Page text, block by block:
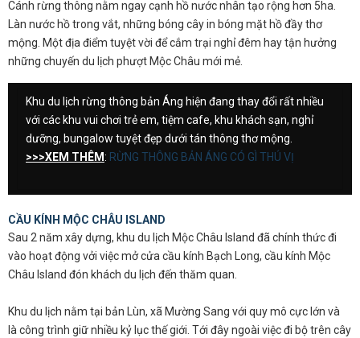
Cánh rừng thông nằm ngay cạnh hồ nước nhân tạo rộng hơn 5ha.
Làn nước hồ trong vắt, những bóng cây in bóng mặt hồ đầy thơ
mộng. Một địa điểm tuyệt vời để cắm trại nghỉ đêm hay tận hưởng
những chuyến du lịch phượt Mộc Châu mới mẻ.
Khu du lịch rừng thông bản Áng hiện đang thay đổi rất nhiều
với các khu vui chơi trẻ em, tiệm cafe, khu khách sạn, nghỉ
dưỡng, bungalow tuyệt đẹp dưới tán thông thơ mộng.
>>>XEM THÊM: RỪNG THÔNG BẢN ÁNG CÓ GÌ THÚ VỊ
CẦU KÍNH MỘC CHÂU ISLAND
Sau 2 năm xây dựng, khu du lịch Mộc Châu Island đã chính thức đi
vào hoạt động vởi việc mở cửa cầu kính Bạch Long, cầu kính Mộc
Châu Island đón khách du lịch đến thăm quan.
Khu du lịch nằm tại bản Lùn, xã Mường Sang với quy mô cực lớn và
là công trình giữ nhiều kỷ lục thế giới. Tới đây ngoài việc đi bộ trên cây